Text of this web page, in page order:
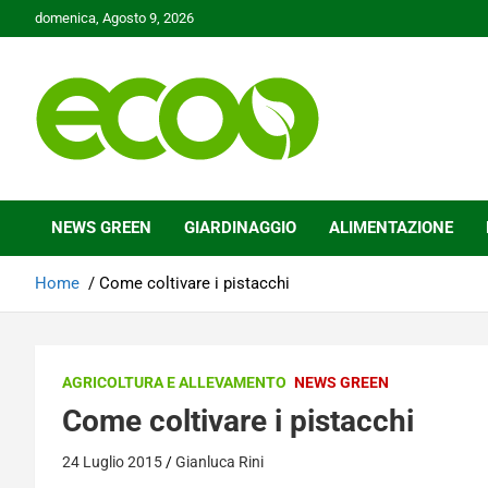
to
domenica, Agosto 9, 2026
Ecoo.it
NEWS GREEN GIARDINAGGIO ALIMENTAZIONE
Home Come coltivare i pistacchi
AGRICOLTURA E ALLEVAMENTO NEWS GREEN
Come coltivare i pistacchi
24 Luglio 2015 Gianluca Rini